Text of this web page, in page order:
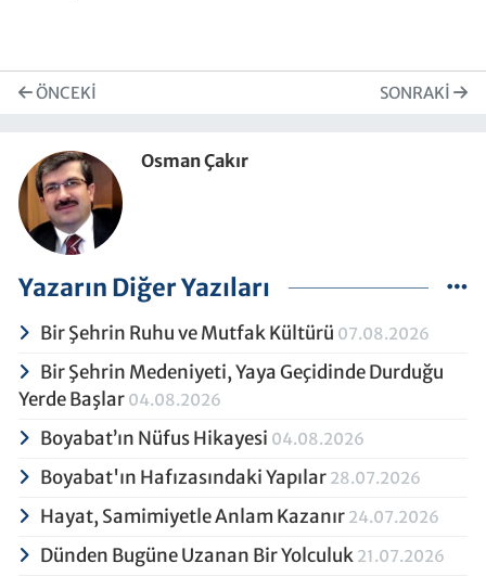
ÖNCEKI SONRAKI
Osman Çakır
Yazarın Diğer Yazıları
Bir Şehrin Ruhu ve Mutfak Kültürü 07.08.2026
Bir Şehrin Medeniyeti, Yaya Geçidinde Durduğu
Yerde Başlar 04.08.2026
Boyabat’ın Nüfus Hikayesi 04.08.2026
Boyabat'ın Hafızasındaki Yapılar 28.07.2026
Hayat, Samimiyetle Anlam Kazanır 24.07.2026
Dünden Bugüne Uzanan Bir Yolculuk 21.07.2026